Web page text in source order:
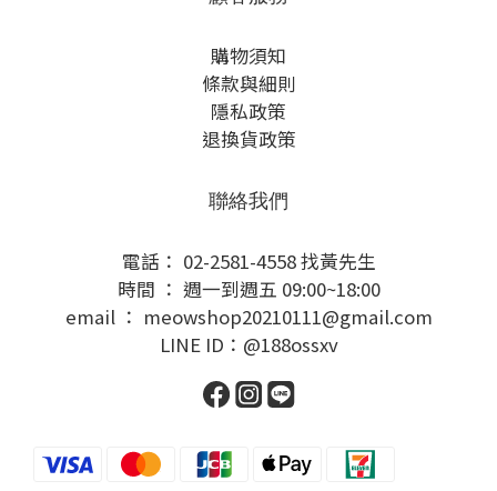
購物須知
條款與細則
隱私政策
退換貨政策
聯絡我們
電話： 02-2581-4558 找黃先生
時間 ： 週一到週五 09:00~18:00
email ： meowshop20210111@gmail.com
LINE ID：@188ossxv